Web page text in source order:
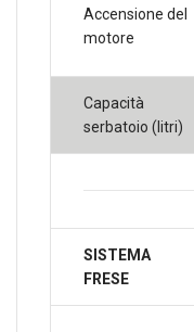
Accensione del
motore
Capacità
serbatoio (litri)
SISTEMA
FRESE